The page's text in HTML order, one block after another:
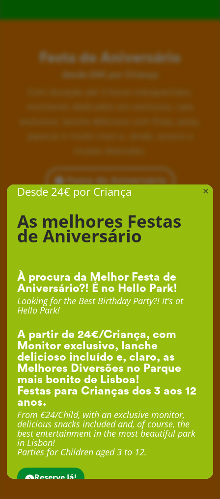
Festa de Aniversário
desde 24€ por Criança
Festa de Aniversário
Desde 24€ por Criança
As melhores Festas
de Aniversário
À procura da Melhor Festa de
Aniversário?! É no Hello Park!
Looking for the Best Birthday Party?! It’s at
Hello Park!
A partir de 24€/Criança, com
Monitor exclusivo, lanche
delicioso incluído e, claro, as
Melhores Diversões no Parque
mais bonito de Lisboa!
Festas para Crianças dos 3 aos 12
anos.
From €24/Child, with an exclusive monitor,
delicious snacks included and, of course, the
best entertainment in the most beautiful park
in Lisbon!
Parties for Children aged 3 to 12.
Reserve Já!
×